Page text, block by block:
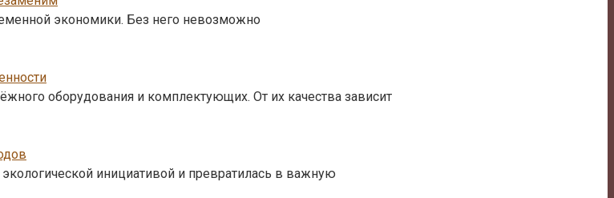
экономики. Без него невозможно
оборудования и комплектующих. От их качества зависит
инициативой и превратилась в важную